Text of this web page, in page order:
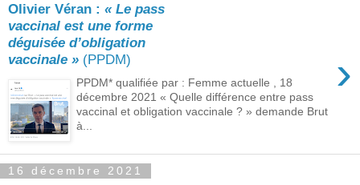
Olivier Véran : « Le pass
vaccinal est une forme
déguisée d’obligation
vaccinale » (PPDM) ›
PPDM* qualifiée par : Femme actuelle , 18
décembre 2021 « Quelle différence entre pass
vaccinal et obligation vaccinale ? » demande Brut
à...
16 décembre 2021